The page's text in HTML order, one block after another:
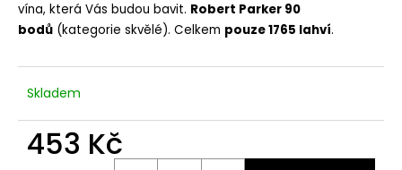
vína, která Vás budou bavit. Robert Parker 90
bodů (kategorie skvělé). Celkem pouze 1765 lahví.
Skladem
453 Kč
o
p
u